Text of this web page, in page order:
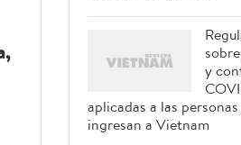
y
aplicadas a las
ingresan a Vietnam